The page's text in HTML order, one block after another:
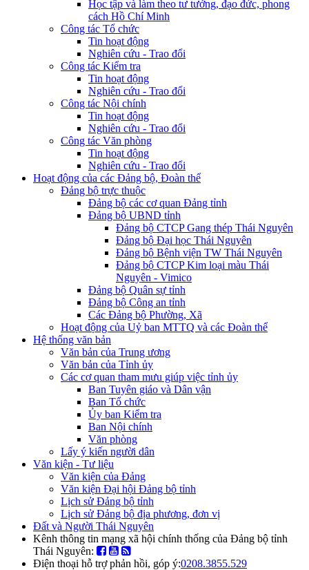
Học tập và làm theo tư tưởng, đạo đức, phong
cách Hồ Chí Minh
Công tác Tổ chức
Tin hoạt động
Nghiên cứu - Trao đổi
Công tác Kiểm tra
Tin hoạt động
Nghiên cứu - Trao đổi
Công tác Nội chính
Tin hoạt động
Nghiên cứu - Trao đổi
Công tác Văn phòng
Tin hoạt động
Nghiên cứu - Trao đổi
Hoạt động của các Đảng bộ, Đoàn thể
Đảng bộ trực thuộc
Đảng bộ các cơ quan Đảng tỉnh
Đảng bộ UBND tỉnh
Đảng bộ CTCP Gang thép Thái Nguyên
Đảng bộ Đại học Thái Nguyên
Đảng bộ Bệnh viện TW Thái Nguyên
Đảng bộ CTCP Kim loại màu Thái
Nguyên - Vimico
Đảng bộ Quân sự tỉnh
Đảng bộ Công an tỉnh
Các Đảng bộ Phường, Xã
Hoạt động của Uỷ ban MTTQ và các Đoàn thể
Hệ thống văn bản
Văn bản của Trung ương
Văn bản của Tỉnh ủy
Các cơ quan tham mưu giúp việc tỉnh ủy
Ban Tuyên giáo và Dân vận
Ban Tổ chức
Ủy ban Kiểm tra
Ban Nội chính
Văn phòng
Lấy ý kiến người dân
Văn kiện - Tư liệu
Văn kiện của Đảng
Văn kiện Đại hội Đảng bộ tỉnh
Lịch sử Đảng bộ tỉnh
Lịch sử Đảng bộ địa phương, đơn vị
Đất và Người Thái Nguyên
Kênh thông tin mạng xã hội chính thống của Đảng bộ tỉnh
Thái Nguyên:
Điện thoại hỗ trợ phản hồi, góp ý:0208.3855.529